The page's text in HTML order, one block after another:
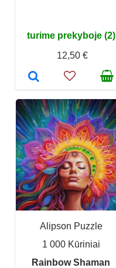
turime prekyboje (2)
12,50 €
Alipson Puzzle
1 000 Kūriniai
Rainbow Shaman